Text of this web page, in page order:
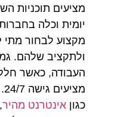
מציעים תוכניות
יומית וכלה
מקצוע לבחור מתי
ולתקציב שלהם.
העבודה, כאשר
כגוןאינטרנט מהיר,